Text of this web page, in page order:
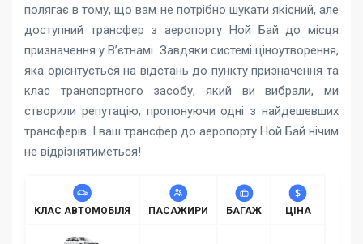
полягає в тому, що вам не потрібно шукати якісний, але
доступний трансфер з аеропорту Ной Бай до місця
призначення у В’єтнамі. Завдяки системі ціноутворення,
яка орієнтується на відстань до пункту призначення та
клас транспортного засобу, який ви вибрали, ми
створили репутацію, пропонуючи одні з найдешевших
трансферів. І ваш трансфер до аеропорту Ной Бай нічим
не відрізнятиметься!
КЛАС АВТОМОБІЛЯ ПАСАЖИРИ БАГАЖ ЦІНА